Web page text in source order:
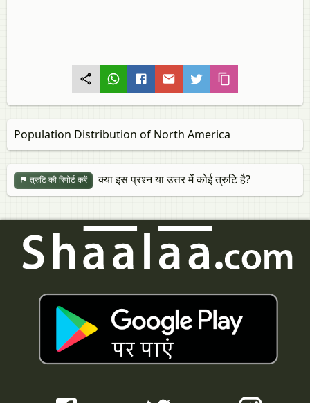
Population Distribution of North America
त्रुटि की रिपोर्ट करें क्या इस प्रश्न या उत्तर में कोई त्रुटि है?